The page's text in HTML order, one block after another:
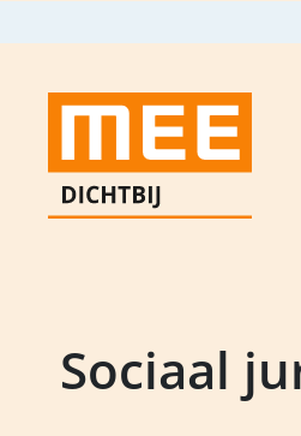
Sociaal